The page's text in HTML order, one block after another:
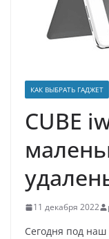
КАК ВЫБРАТЬ ГАДЖЕТ
CUBE
11 декабря 2022
Сегодня под наш